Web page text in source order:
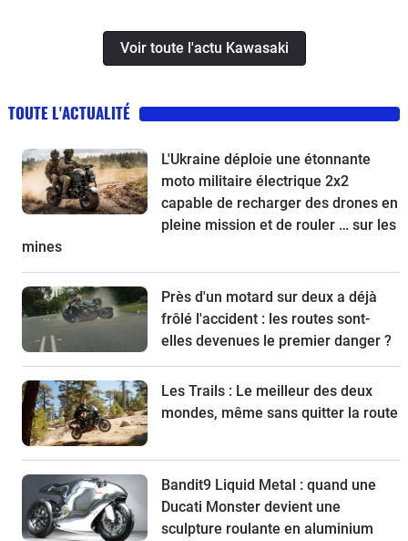
Voir toute l'actu Kawasaki
TOUTE L'ACTUALITÉ
L'Ukraine déploie une étonnante
moto militaire électrique 2x2
capable de recharger des drones en
pleine mission et de rouler … sur les
mines
Près d'un motard sur deux a déjà
frôlé l'accident : les routes sont-
elles devenues le premier danger ?
Les Trails : Le meilleur des deux
mondes, même sans quitter la route
Bandit9 Liquid Metal : quand une
Ducati Monster devient une
sculpture roulante en aluminium